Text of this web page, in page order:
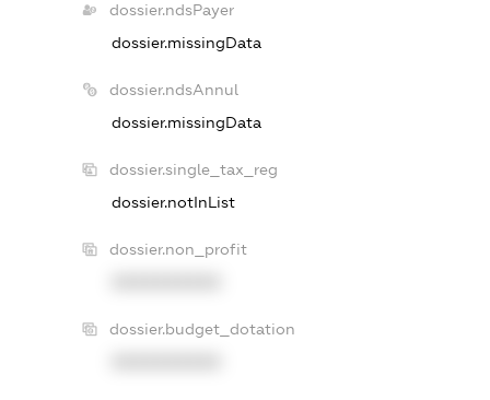
dossier.ndsPayer
dossier.missingData
dossier.ndsAnnul
dossier.missingData
dossier.single_tax_reg
dossier.notInList
dossier.non_profit
dossier.budget_dotation